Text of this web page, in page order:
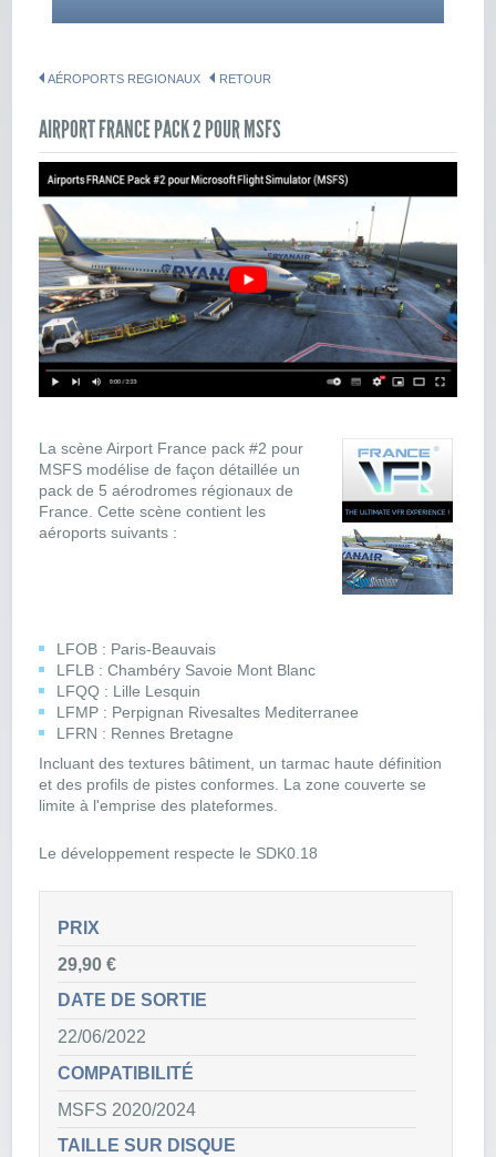
AÉROPORTS REGIONAUX RETOUR
AIRPORT FRANCE PACK 2 POUR MSFS
La scène Airport France pack #2 pour
MSFS modélise de façon détaillée un
pack de 5 aérodromes régionaux de
France. Cette scène contient les
aéroports suivants :
LFOB : Paris-Beauvais
LFLB : Chambéry Savoie Mont Blanc
LFQQ : Lille Lesquin
LFMP : Perpignan Rivesaltes Mediterranee
LFRN : Rennes Bretagne
Incluant des textures bâtiment, un tarmac haute définition
et des profils de pistes conformes. La zone couverte se
limite à l'emprise des plateformes.
Le développement respecte le SDK0.18
PRIX
29,90 €
DATE DE SORTIE
22/06/2022
COMPATIBILITÉ
MSFS 2020/2024
TAILLE SUR DISQUE